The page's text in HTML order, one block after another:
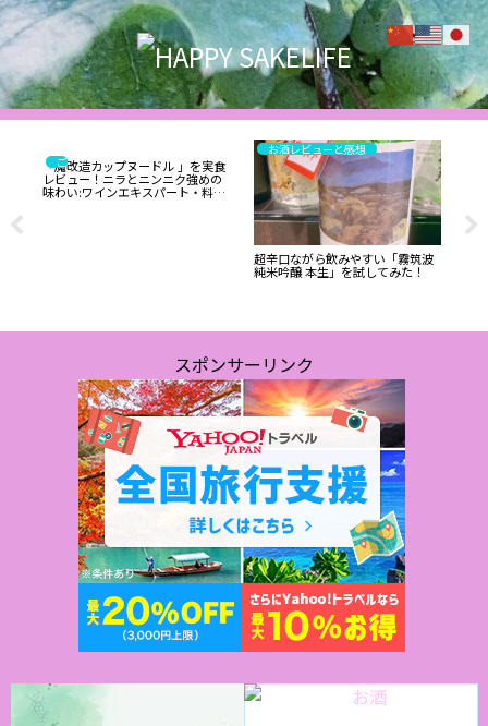
ごはん
「魔改造カップヌードル 」を実食
レビュー！ニラとニンニク強めの
味わい:ワインエキスパート・料理
お酒レビューと感想
超辛口ながら飲みやすい「霧筑波
純米吟醸 本生」を試してみた！
スポンサーリンク